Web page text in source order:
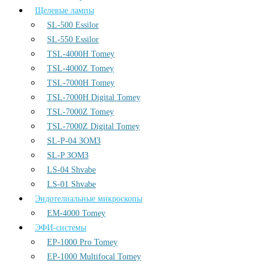
Щелевые лампы
SL-500 Essilor
SL-550 Essilor
TSL-4000H Tomey
TSL-4000Z Tomey
TSL-7000H Tomey
TSL-7000H Digital Tomey
TSL-7000Z Tomey
TSL-7000Z Digital Tomey
SL-P-04 ЗОМЗ
SL-P ЗОМЗ
LS-04 Shvabe
LS-01 Shvabe
Эндотелиальные микроскопы
EM-4000 Tomey
ЭФИ-системы
EP-1000 Pro Tomey
EP-1000 Multifocal Tomey